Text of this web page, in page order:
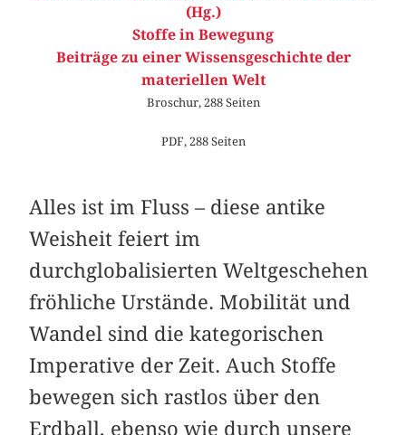
(Hg.)
Stoffe in Bewegung
Beiträge zu einer Wissensgeschichte der
materiellen Welt
Broschur, 288 Seiten
PDF, 288 Seiten
Alles ist im Fluss – diese antike
Weisheit feiert im
durchglobalisierten Weltgeschehen
fröhliche Urstände. Mobilität und
Wandel sind die kategorischen
Imperative der Zeit. Auch Stoffe
bewegen sich rastlos über den
Erdball, ebenso wie durch unsere